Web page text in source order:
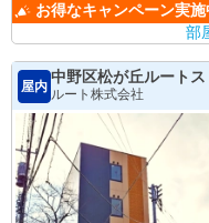
お得なキャンペーン実施
部
屋内
中野区松が丘ルート
ルート株式会社